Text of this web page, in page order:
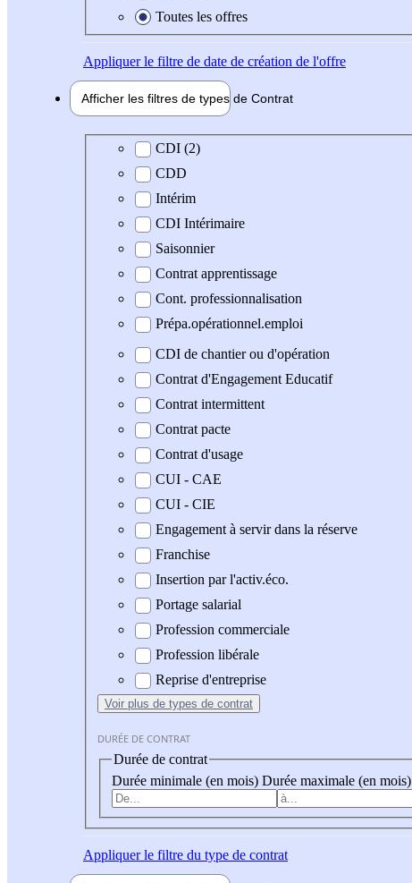
Toutes les offres
Appliquerle filtre de date de création de l'offre
Afficher les filtres de types de Contrat
Type de contrat
CDI (2)
CDD
Intérim
CDI Intérimaire
Saisonnier
Contrat apprentissage
Cont. professionnalisation
Prépa.opérationnel.emploi
CDI de chantier ou d'opération
Contrat d'Engagement Educatif
Contrat intermittent
Contrat pacte
Contrat d'usage
CUI - CAE
CUI - CIE
Engagement à servir dans la réserve
Franchise
Insertion par l'activ.éco.
Portage salarial
Profession commerciale
Profession libérale
Reprise d'entreprise
Voir plus de types de contrat
DURÉE DE CONTRAT
Durée de contrat
Durée minimale (en mois) Durée maximale (en mois)
Appliquerle filtre du type de contrat